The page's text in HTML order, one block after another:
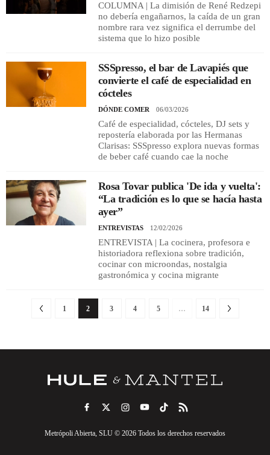
COLUMNA | La dimisión de René Redzepi
no debería engañarnos, la caída de un gran
nombre rara vez significa el derrumbe del
sistema que lo hizo posible
SSSpresso, el bar de Lavapiés que
convierte el café de especialidad en
cócteles
DÓNDE COMER 06/03/2026
Café de especialidad, cócteles, DJ sets y
repostería elaborada por las Hermanas
Clarisas: SSSpresso explora nuevas formas
de beber café cuando cae la noche
Rosa Tovar publica 'De ida y vuelta':
“La tradición es lo que se hacía hasta
ayer”
ENTREVISTAS 12/02/2026
ENTREVISTA | La cocinera, profesora e
historiadora reflexiona sobre tradición,
cocinar con microondas, nostalgia
gastronómica y cocina migrante
1 2 3 4 5 … 14
Metrópoli Abierta, SLU © 2026 Todos los derechos reservados